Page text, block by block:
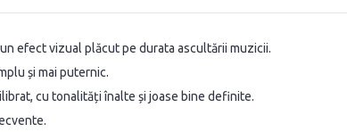
efect vizual plăcut pe durata ascultării muzicii.
și mai puternic.
cu tonalități înalte și joase bine definite.